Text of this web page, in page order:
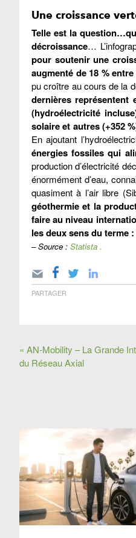
Une croissance
Telle est la
décroissance…
pour soutenir une
augmenté de 18 %
pu croître au cours de la
dernières représentent
(hydroélectricité
solaire et autres (+352
En ajoutant
énergies fossiles qui
production d’électricité
énormément d’eau,
quasiment à l’air libre
géothermie et la
faire au niveau
les deux sens du terme
– Source : Statista .
PARTAGER
« AN-Mobility – La Grande
du Réseau Axial